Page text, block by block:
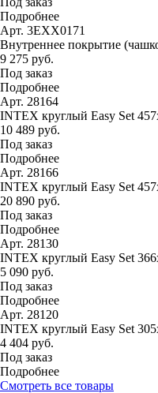
Подробнее
Арт. 3EXX0171
Внутреннее покрытие
9 275 руб.
Под заказ
Подробнее
Арт. 28164
INTEX круглый Easy Set
10 489 руб.
Под заказ
Подробнее
Арт. 28166
INTEX круглый Easy Set
20 890 руб.
Под заказ
Подробнее
Арт. 28130
INTEX круглый Easy Set
5 090 руб.
Под заказ
Подробнее
Арт. 28120
INTEX круглый Easy Set
4 404 руб.
Под заказ
Подробнее
Смотреть все товары